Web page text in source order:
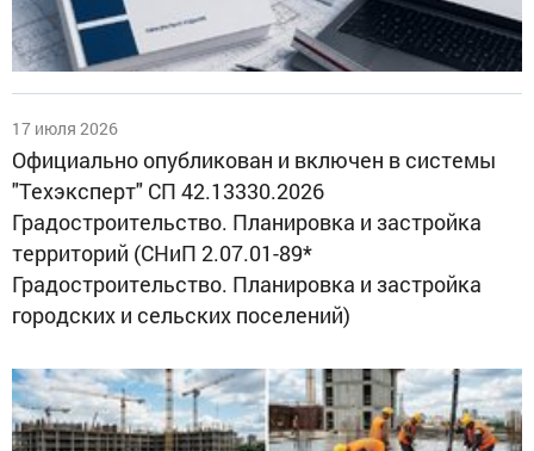
17 июля 2026
Официально опубликован и включен в системы
"Техэксперт" СП 42.13330.2026
Градостроительство. Планировка и застройка
территорий (СНиП 2.07.01-89*
Градостроительство. Планировка и застройка
городских и сельских поселений)